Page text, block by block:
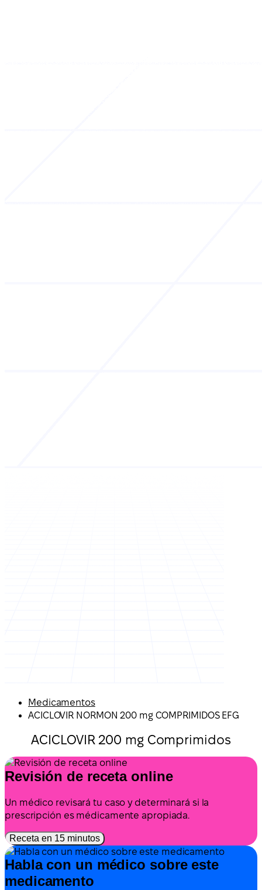
Medicamentos
ACICLOVIR NORMON 200 mg COMPRIMIDOS EFG
ACICLOVIR 200 mg Comprimidos
Revisión de receta online
Un médico revisará tu caso y determinará si la
prescripción es médicamente apropiada.
Receta en 15 minutos
Habla con un médico sobre este
medicamento